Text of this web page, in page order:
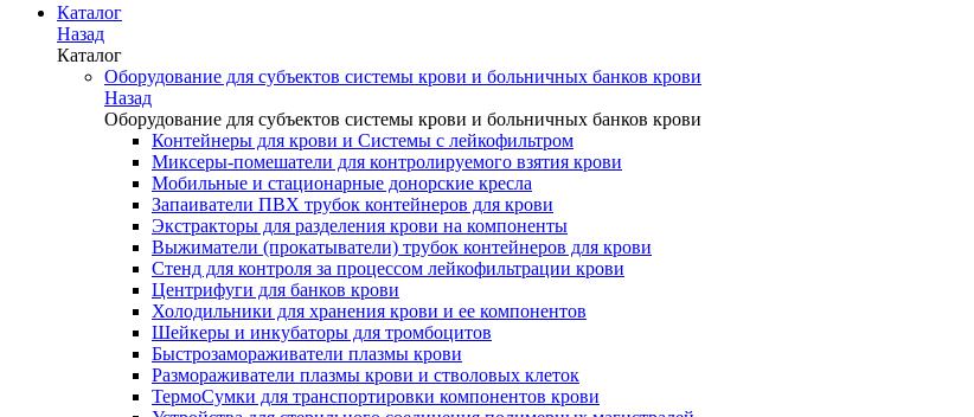
Каталог
Назад
Каталог
Оборудование для субъектов системы крови и больничных банков крови
Назад
Оборудование для субъектов системы крови и больничных банков крови
Контейнеры для крови и Системы с лейкофильтром
Миксеры-помешатели для контролируемого взятия крови
Мобильные и стационарные донорские кресла
Запаиватели ПВХ трубок контейнеров для крови
Экстракторы для разделения крови на компоненты
Выжиматели (прокатыватели) трубок контейнеров для крови
Стенд для контроля за процессом лейкофильтрации крови
Центрифуги для банков крови
Холодильники для хранения крови и ее компонентов
Шейкеры и инкубаторы для тромбоцитов
Быстрозамораживатели плазмы крови
Размораживатели плазмы крови и стволовых клеток
ТермоСумки для транспортировки компонентов крови